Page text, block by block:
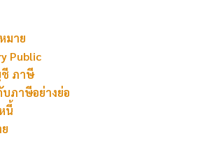
มาย
Public
ภาษี
บภาษีอย่างย่อ
นี้
ฑูร-มรกต